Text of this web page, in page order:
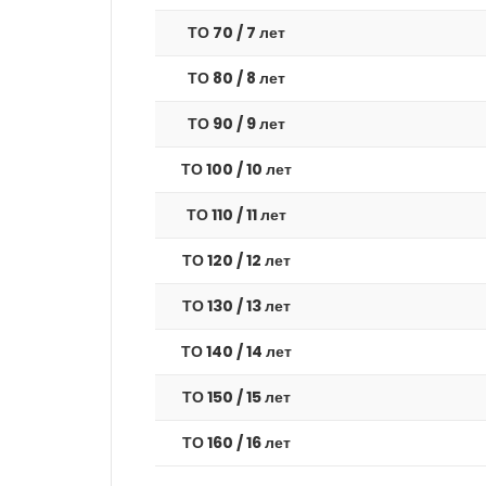
ТО 70 / 7 лет
ТО 80 / 8 лет
ТО 90 / 9 лет
ТО 100 / 10 лет
ТО 110 / 11 лет
ТО 120 / 12 лет
ТО 130 / 13 лет
ТО 140 / 14 лет
ТО 150 / 15 лет
ТО 160 / 16 лет